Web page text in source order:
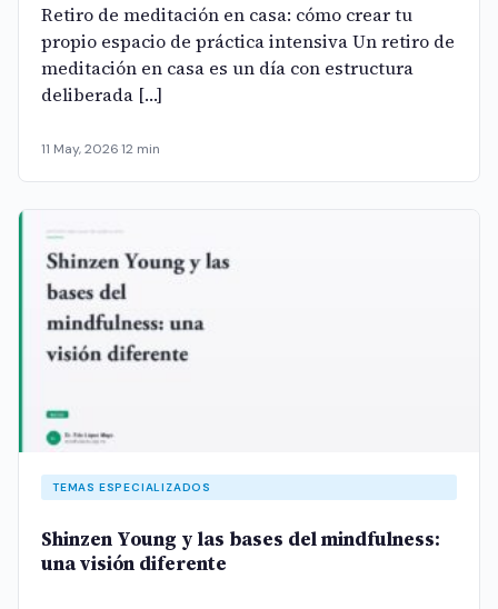
Retiro de meditación en casa: cómo crear tu
propio espacio de práctica intensiva Un retiro de
meditación en casa es un día con estructura
deliberada […]
11 May, 202612 min
TEMAS ESPECIALIZADOS
Shinzen Young y las bases del mindfulness:
una visión diferente